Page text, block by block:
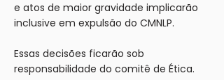
e atos de maior gravidade implicarão
inclusive em expulsão do CMNLP.
Essas decisões ficarão sob
responsabilidade do comitê de Ética.